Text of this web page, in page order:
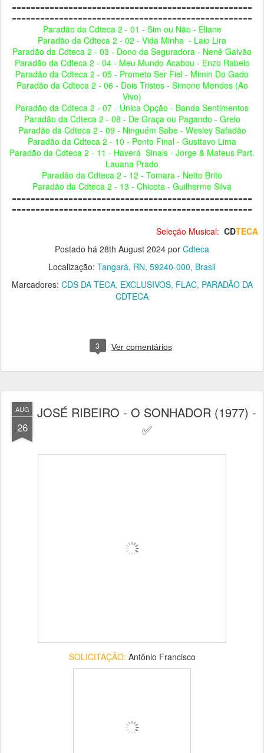
===================================================
===================================================
Paradão da Cdteca 2 - 01 - Sim ou Não - Eliane
Paradão da Cdteca 2 - 02 - Vida Minha - Laio Lira
Paradão da Cdteca 2 - 03 - Dono da Seguradora - Nenê Galvão
Paradão da Cdteca 2 - 04 - Meu Mundo Acabou - Enzo Rabelo
Paradão da Cdteca 2 - 05 - Prometo Ser Fiel - Mimin Do Gado
Paradão da Cdteca 2 - 06 - Dois Tristes - Simone Mendes (Ao
Vivo)
Paradão da Cdteca 2 - 07 - Única Opção - Banda Sentimentos
Paradão da Cdteca 2 - 08 - De Graça ou Pagando - Grelo
Paradão da Cdteca 2 - 09 - Ninguém Sabe - Wesley Safadão
Paradão da Cdteca 2 - 10 - Ponto Final - Gusttavo Lima
Paradão da Cdteca 2 - 11 - Haverá Sinais - Jorge & Mateus Part.
Lauana Prado
Paradão da Cdteca 2 - 12 - Tomara - Netto Brito
Paradão da Cdteca 2 - 13 - Chicota - Guilherme Silva
===================================================
===================================================
Seleção Musical: CDTECA
Postado há 28th August 2024 por Cdteca
Localização: Tangará, RN, 59240-000, Brasil
Marcadores: CDS DA TECA EXCLUSIVOS FLAC PARADÃO DA
CDTECA
3 Ver comentários
AUG
26
JOSÉ RIBEIRO - O SONHADOR (1977) -
✅
SOLICITAÇÃO: Antônio Francisco